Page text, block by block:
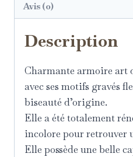
Avis (0)
Description
Charmante armoire art
avec ses motifs gravés
biseauté d’origine.
Elle a été totalement
incolore pour retrouver
Elle possède une belle